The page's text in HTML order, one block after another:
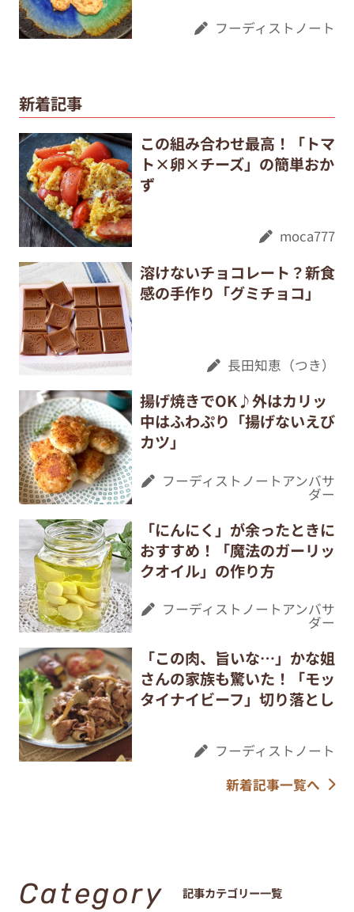
フーディストノート
新着記事
この組み合わせ最高！「トマ
ト×卵×チーズ」の簡単おか
ず
moca777
溶けないチョコレート？新食
感の手作り「グミチョコ」
長田知恵（つき）
揚げ焼きでOK♪外はカリッ
中はふわぷり「揚げないえび
カツ」
フーディストノートアンバサ
ダー
「にんにく」が余ったときに
おすすめ！「魔法のガーリッ
クオイル」の作り方
フーディストノートアンバサ
ダー
「この肉、旨いな…」かな姐
さんの家族も驚いた！「モッ
タイナイビーフ」切り落とし
フーディストノート
新着記事一覧へ
Category 記事カテゴリー一覧